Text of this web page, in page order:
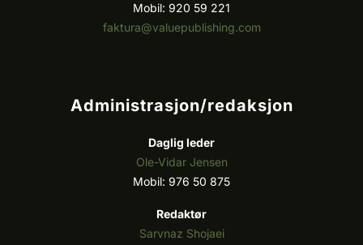
Mobil: 920 59 221
faktura@valuepublishing.com
Administrasjon/redaksjon
Daglig leder
Ole-Vidar Jensen
Mobil: 976 50 875
Redaktør
Sarvnaz Shojaei